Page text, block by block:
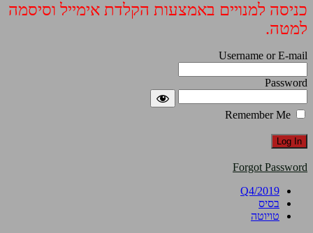
כניסה למנויים באמצעות הקלדת אימייל וסיסמה
למטה.
Username or E-mail
Password
Forgot Password
Q4/2019
בסיס
טויוטה